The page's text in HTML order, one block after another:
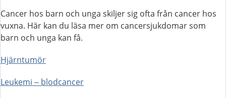
Cancer hos barn och unga skiljer sig ofta från cancer hos
vuxna. Här kan du läsa mer om cancersjukdomar som
barn och unga kan få.
Hjärntumör
Leukemi – blodcancer